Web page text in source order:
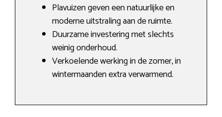
Plavuizen geven een natuurlijke en
moderne uitstraling aan de ruimte.
Duurzame investering met slechts
weinig onderhoud.
Verkoelende werking in de zomer, in
wintermaanden extra verwarmend.